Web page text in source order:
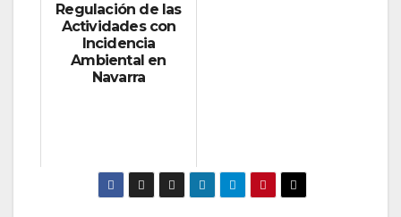
Regulación de las
Actividades con
Incidencia
Ambiental en
Navarra